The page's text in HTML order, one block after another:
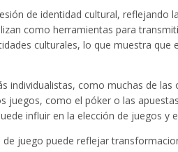
de identidad cultural,
como herramientas para
culturales, lo que muestra
individualistas, como muchas de
juegos, como el póker o las
influir en la elección de juegos
juego puede reflejar